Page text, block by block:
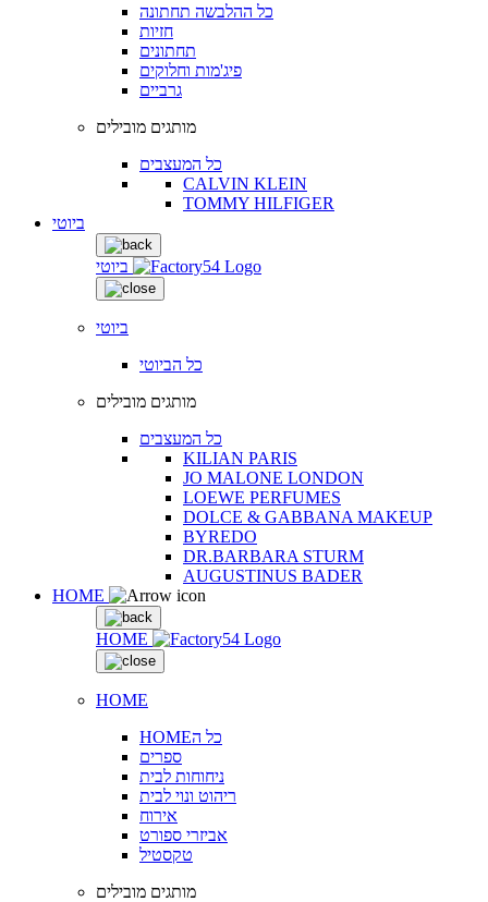
כל ההלבשה תחתונה
חזיות
תחתונים
פיג'מות וחלוקים
גרביים
מותגים מובילים
כל המעצבים
CALVIN KLEIN
TOMMY HILFIGER
ביוטי
ביוטי
ביוטי
כל הביוטי
מותגים מובילים
כל המעצבים
KILIAN PARIS
JO MALONE LONDON
LOEWE PERFUMES
DOLCE & GABBANA MAKEUP
BYREDO
DR.BARBARA STURM
AUGUSTINUS BADER
HOME
HOME
HOME
HOMEכל ה
ספרים
ניחוחות לבית
ריהוט ונוי לבית
אירוח
אביזרי ספורט
טקסטיל
מותגים מובילים